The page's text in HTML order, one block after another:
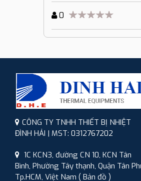
0
CÔNG TY TNHH THIẾT BỊ NHIỆT
ĐÌNH HẢI | MST: 0312767202
1C KCN3, đường CN 10, KCN Tân
Bình, Phường Tây thạnh, Quận Tân
Tp.HCM, Việt Nam ( Bản đồ )